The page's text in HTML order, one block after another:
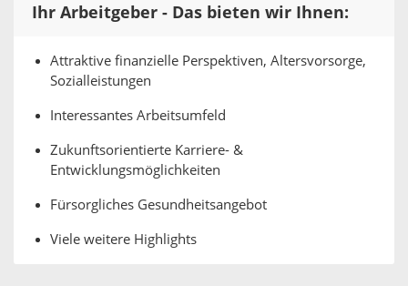
Ihr Arbeitgeber - Das bieten wir Ihnen:
Attraktive finanzielle Perspektiven, Altersvorsorge,
Sozialleistungen
Interessantes Arbeitsumfeld
Zukunftsorientierte Karriere- &
Entwicklungsmöglichkeiten
Fürsorgliches Gesundheitsangebot
Viele weitere Highlights